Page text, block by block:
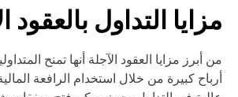
التداول بالعقود
أبرز مزايا العقود الآجلة أنها تمنح المتداولين
كبيرة من خلال استخدام الرافعة المالية.